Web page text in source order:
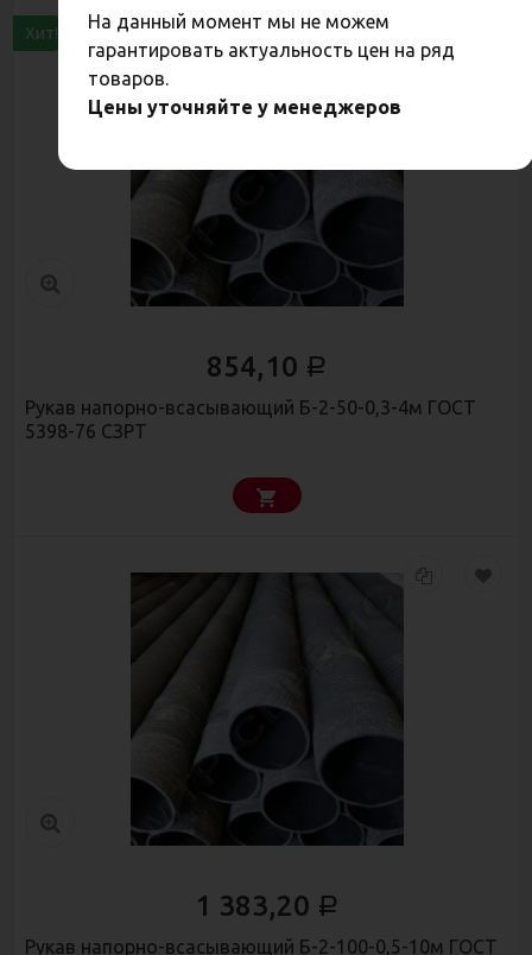
Хит!
854,10 Р
Рукав напорно-всасывающий Б-2-50-0,3-4м ГОСТ
5398-76 СЗРТ
1 383,20 Р
Рукав напорно-всасывающий Б-2-100-0,5-10м ГОСТ
На данный момент мы не можем
гарантировать актуальность цен на ряд
товаров.
Цены уточняйте у менеджеров